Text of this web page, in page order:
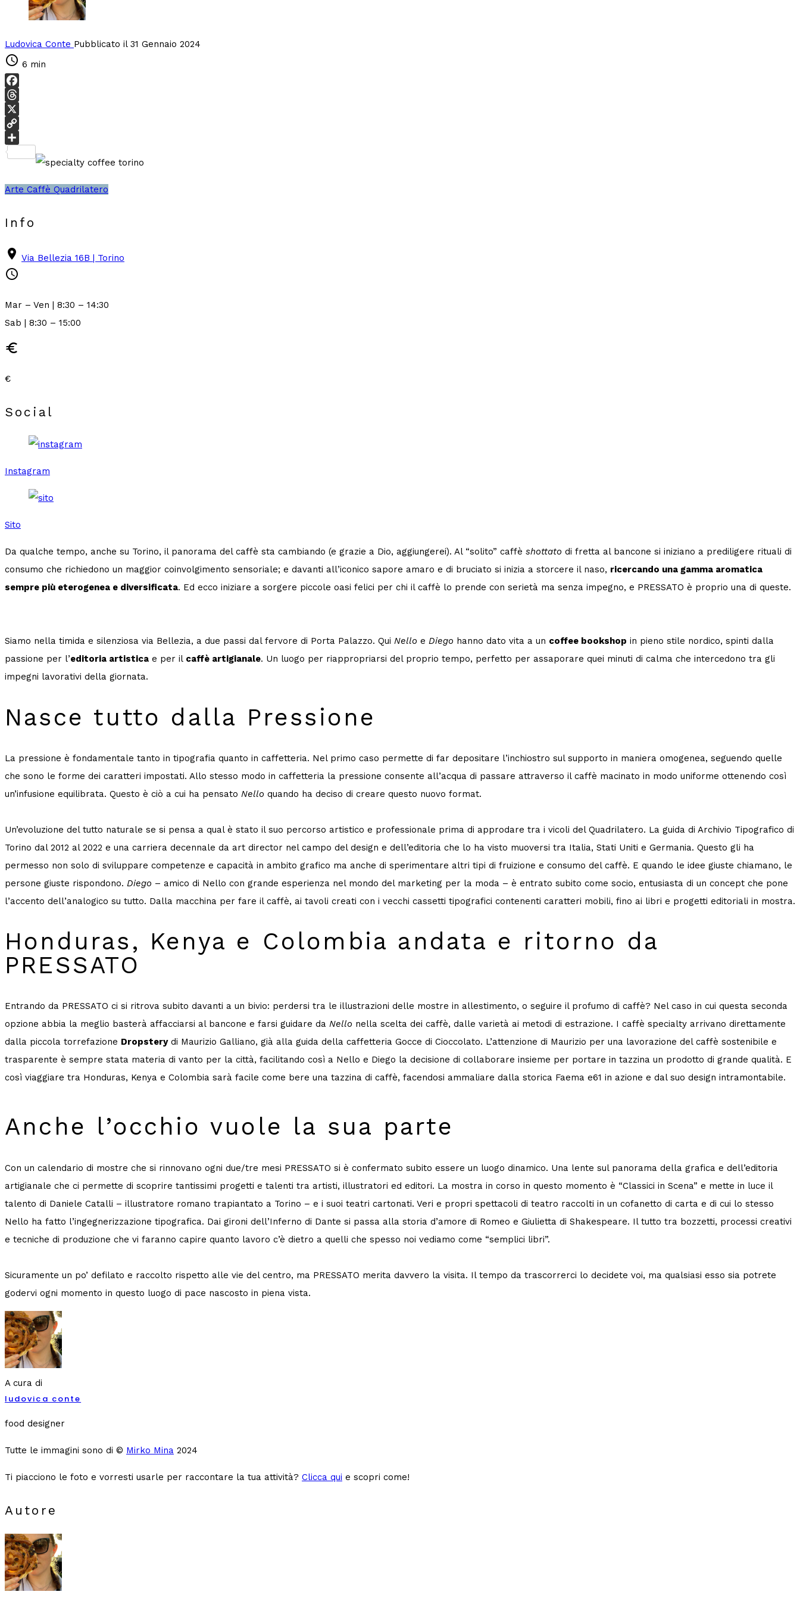
Ludovica Conte Pubblicato il 31 Gennaio 2024
schedule 6 min
Facebook
Threads
X
Copy
Link
Condividi
Arte Caffè Quadrilatero
Info
place Via Bellezia 16B | Torino
schedule
Mar – Ven | 8:30 – 14:30
Sab | 8:30 – 15:00
euro
€
Social
Instagram
Sito
Da qualche tempo, anche su Torino, il panorama del caffè sta cambiando (e grazie a Dio, aggiungerei). Al “solito” caffè shottato di fretta al bancone si iniziano a prediligere rituali di
consumo che richiedono un maggior coinvolgimento sensoriale; e davanti all’iconico sapore amaro e di bruciato si inizia a storcere il naso, ricercando una gamma aromatica
sempre più eterogenea e diversificata. Ed ecco iniziare a sorgere piccole oasi felici per chi il caffè lo prende con serietà ma senza impegno, e PRESSATO è proprio una di queste.
Siamo nella timida e silenziosa via Bellezia, a due passi dal fervore di Porta Palazzo. Qui Nello e Diego hanno dato vita a un coffee bookshop in pieno stile nordico, spinti dalla
passione per l’editoria artistica e per il caffè artigianale. Un luogo per riappropriarsi del proprio tempo, perfetto per assaporare quei minuti di calma che intercedono tra gli
impegni lavorativi della giornata.
Nasce tutto dalla Pressione
La pressione è fondamentale tanto in tipografia quanto in caffetteria. Nel primo caso permette di far depositare l’inchiostro sul supporto in maniera omogenea, seguendo quelle
che sono le forme dei caratteri impostati. Allo stesso modo in caffetteria la pressione consente all’acqua di passare attraverso il caffè macinato in modo uniforme ottenendo così
un’infusione equilibrata. Questo è ciò a cui ha pensato Nello quando ha deciso di creare questo nuovo format.
Un’evoluzione del tutto naturale se si pensa a qual è stato il suo percorso artistico e professionale prima di approdare tra i vicoli del Quadrilatero. La guida di Archivio Tipografico di
Torino dal 2012 al 2022 e una carriera decennale da art director nel campo del design e dell’editoria che lo ha visto muoversi tra Italia, Stati Uniti e Germania. Questo gli ha
permesso non solo di sviluppare competenze e capacità in ambito grafico ma anche di sperimentare altri tipi di fruizione e consumo del caffè. E quando le idee giuste chiamano, le
persone giuste rispondono. Diego – amico di Nello con grande esperienza nel mondo del marketing per la moda – è entrato subito come socio, entusiasta di un concept che pone
l’accento dell’analogico su tutto. Dalla macchina per fare il caffè, ai tavoli creati con i vecchi cassetti tipografici contenenti caratteri mobili, fino ai libri e progetti editoriali in mostra.
Honduras, Kenya e Colombia andata e ritorno da
PRESSATO
Entrando da PRESSATO ci si ritrova subito davanti a un bivio: perdersi tra le illustrazioni delle mostre in allestimento, o seguire il profumo di caffè? Nel caso in cui questa seconda
opzione abbia la meglio basterà affacciarsi al bancone e farsi guidare da Nello nella scelta dei caffè, dalle varietà ai metodi di estrazione. I caffè specialty arrivano direttamente
dalla piccola torrefazione Dropsterydi Maurizio Galliano, già alla guida della caffetteria Gocce di Cioccolato. L’attenzione di Maurizio per una lavorazione del caffè sostenibile e
trasparente è sempre stata materia di vanto per la città, facilitando così a Nello e Diego la decisione di collaborare insieme per portare in tazzina un prodotto di grande qualità. E
così viaggiare tra Honduras, Kenya e Colombia sarà facile come bere una tazzina di caffè, facendosi ammaliare dalla storica Faema e61 in azione e dal suo design intramontabile.
Anche l’occhio vuole la sua parte
Con un calendario di mostre che si rinnovano ogni due/tre mesi PRESSATO si è confermato subito essere un luogo dinamico. Una lente sul panorama della grafica e dell’editoria
artigianale che ci permette di scoprire tantissimi progetti e talenti tra artisti, illustratori ed editori. La mostra in corso in questo momento è “Classici in Scena” e mette in luce il
talento di Daniele Catalli – illustratore romano trapiantato a Torino – e i suoi teatri cartonati. Veri e propri spettacoli di teatro raccolti in un cofanetto di carta e di cui lo stesso
Nello ha fatto l’ingegnerizzazione tipografica. Dai gironi dell’Inferno di Dante si passa alla storia d’amore di Romeo e Giulietta di Shakespeare. Il tutto tra bozzetti, processi creativi
e tecniche di produzione che vi faranno capire quanto lavoro c’è dietro a quelli che spesso noi vediamo come “semplici libri”.
Sicuramente un po’ defilato e raccolto rispetto alle vie del centro, ma PRESSATO merita davvero la visita. Il tempo da trascorrerci lo decidete voi, ma qualsiasi esso sia potrete
godervi ogni momento in questo luogo di pace nascosto in piena vista.
A cura di
ludovica conte
food designer
Tutte le immagini sono di © Mirko Mina 2024
Ti piacciono le foto e vorresti usarle per raccontare la tua attività? Clicca qui e scopri come!
Autore